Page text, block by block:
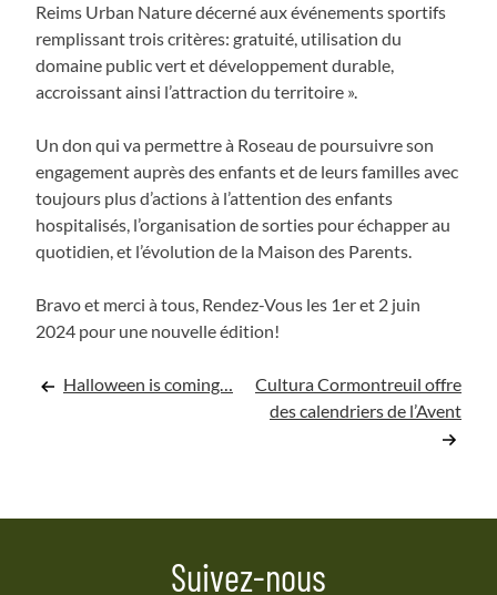
Reims Urban Nature décerné aux événements sportifs
remplissant trois critères: gratuité, utilisation du
domaine public vert et développement durable,
accroissant ainsi l’attraction du territoire ».
Un don qui va permettre à Roseau de poursuivre son
engagement auprès des enfants et de leurs familles avec
toujours plus d’actions à l’attention des enfants
hospitalisés, l’organisation de sorties pour échapper au
quotidien, et l’évolution de la Maison des Parents.
Bravo et merci à tous, Rendez-Vous les 1er et 2 juin
2024 pour une nouvelle édition!
Navigation
Halloween is coming…
Cultura Cormontreuil offre
des calendriers de l’Avent
Suivez-nous